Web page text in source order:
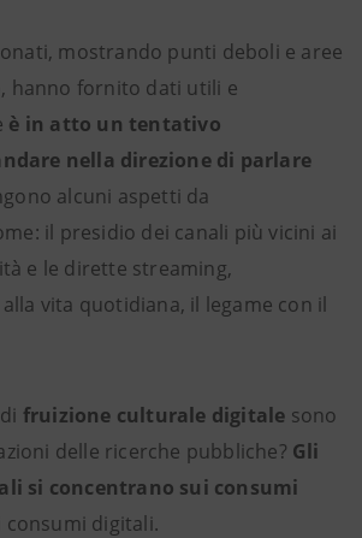
mostrando punti deboli e aree
hanno fornito dati utili e
è in atto un tentativo
nella direzione di parlare
alcuni aspetti da
il presidio dei canali più vicini ai
e le dirette streaming,
vita quotidiana, il legame con il
fruizione culturale digitale sono
delle ricerche pubbliche? Gli
si concentrano sui consumi
consumi digitali.